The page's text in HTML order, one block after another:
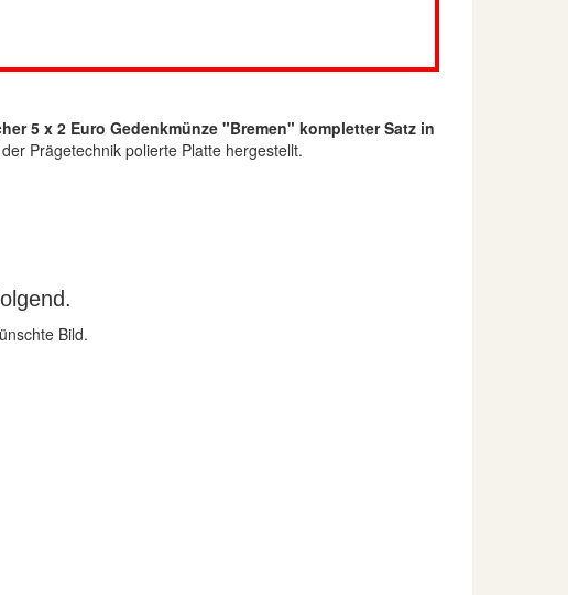
5 x 2 Euro Gedenkmünze "Bremen" kompletter Satz in
Prägetechnik polierte Platte hergestellt.
Bild.